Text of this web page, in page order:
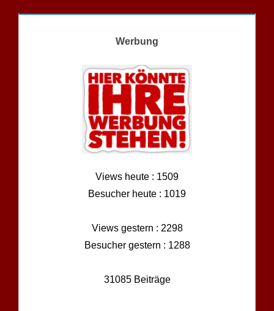
Werbung
Views heute : 1509
Besucher heute : 1019
Views gestern : 2298
Besucher gestern : 1288
31085 Beiträge